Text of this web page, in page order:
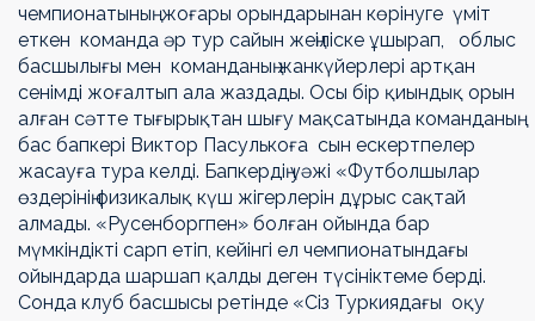
чемпионатының жоғары орындарынан көрінуге үміт
еткен команда әр тур сайын жеңіліске ұшырап, облыс
басшылығы мен команданың жанкүйерлері артқан
сенімді жоғалтып ала жаздады. Осы бір қиындық орын
алған сәтте тығырықтан шығу мақсатында команданың
бас бапкері Виктор Пасулькоға сын ескертпелер
жасауға тура келді. Бапкердің уәжі «Футболшылар
өздерінің физикалық күш жігерлерін дұрыс сақтай
алмады. «Русенборгпен» болған ойында бар
мүмкіндікті сарп етіп, кейінгі ел чемпионатындағы
ойындарда шаршап қалды деген түсініктеме берді.
Сонда клуб басшысы ретінде «Сіз Туркиядағы оқу